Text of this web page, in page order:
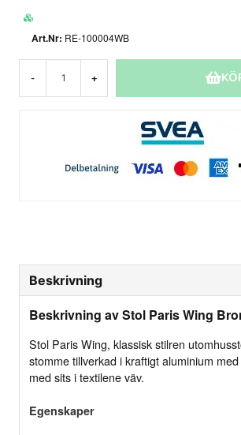
RE-100004WB
- +
Beskrivning
Beskrivning av Stol Paris Wing
Stol Paris Wing, klassisk stilren
stomme tillverkad i kraftigt aluminium
med sits i textilene väv.
Egenskaper